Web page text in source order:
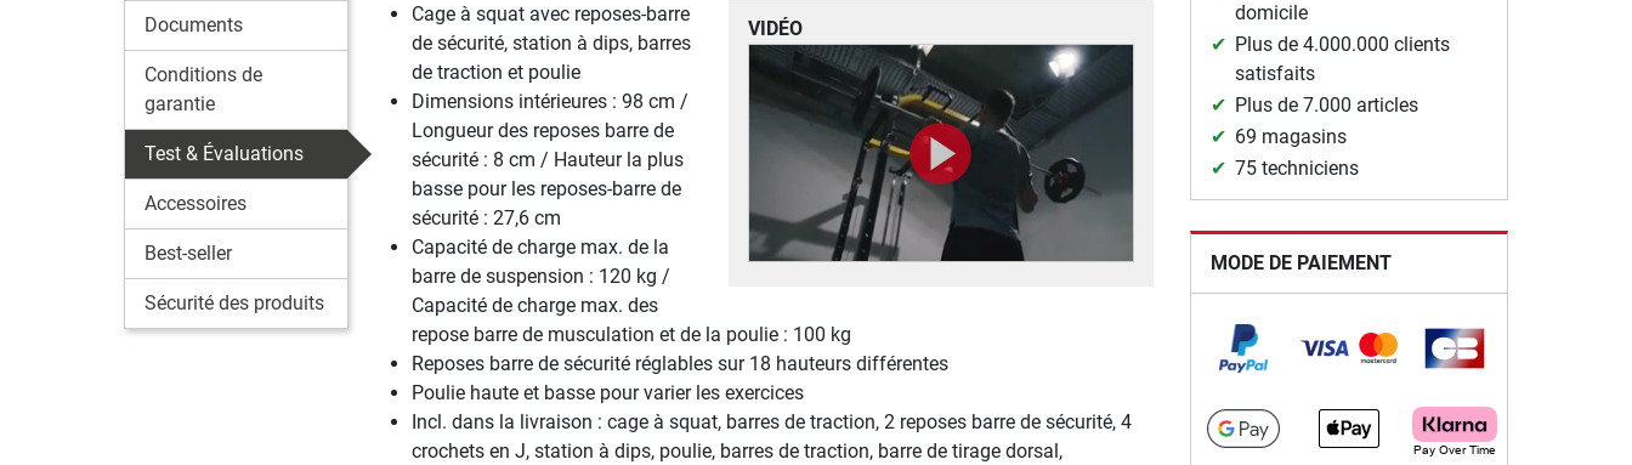
Documents
Conditions de
garantie
Test & Évaluations
Accessoires
Best-seller
Sécurité des produits
VIDÉO
Cage à squat avec reposes-barre
de sécurité, station à dips, barres
de traction et poulie
Dimensions intérieures : 98 cm /
Longueur des reposes barre de
sécurité : 8 cm / Hauteur la plus
basse pour les reposes-barre de
sécurité : 27,6 cm
Capacité de charge max. de la
barre de suspension : 120 kg /
Capacité de charge max. des
repose barre de musculation et de la poulie : 100 kg
Reposes barre de sécurité réglables sur 18 hauteurs différentes
Poulie haute et basse pour varier les exercices
Incl. dans la livraison : cage à squat, barres de traction, 2 reposes barre de sécurité, 4
crochets en J, station à dips, poulie, barres de traction, barre de tirage dorsal,
domicile
Plus de 4.000.000 clients
satisfaits
Plus de 7.000 articles
69 magasins
75 techniciens
MODE DE PAIEMENT